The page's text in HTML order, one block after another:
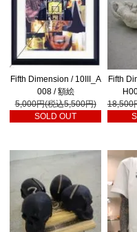
Fifth Dimension / 10III_A
008 / 額絵
5,000円(税込5,500円)
SOLD OUT
Fifth
18,500